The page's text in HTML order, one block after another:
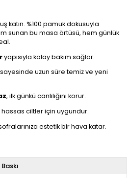
katın. %100 pamuk dokusuyla
sunan bu masa örtüsü, hem günlük
yapısıyla kolay bakım sağlar.
uzun süre temiz ve yeni
, ilk günkü canlılığını korur.
hassas ciltler için uygundur.
estetik bir hava katar.